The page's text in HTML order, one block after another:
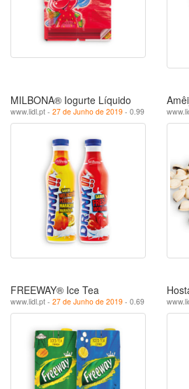
MILBONA® Iogurte Líquido
www.lidl.pt - 27 de Junho de 2019 - 0.99
FREEWAY® Ice Tea
www.lidl.pt - 27 de Junho de 2019 - 0.69